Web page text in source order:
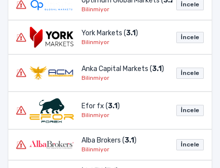
Bilinmiyor
İncele
York Markets (3.1)
Bilinmiyor
İncele
Anka Capital Markets (3.1)
Bilinmiyor
İncele
Efor fx (3.1)
Bilinmiyor
İncele
Alba Brokers (3.1)
Bilinmiyor
İncele